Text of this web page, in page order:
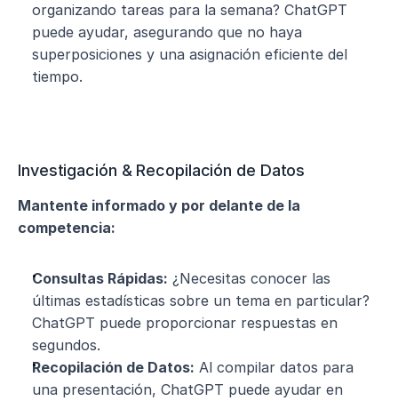
organizando tareas para la semana? ChatGPT
puede ayudar, asegurando que no haya
superposiciones y una asignación eficiente del
tiempo.
Investigación & Recopilación de Datos
Mantente informado y por delante de la
competencia:
Consultas Rápidas: ¿Necesitas conocer las
últimas estadísticas sobre un tema en particular?
ChatGPT puede proporcionar respuestas en
segundos.
Recopilación de Datos: Al compilar datos para
una presentación, ChatGPT puede ayudar en